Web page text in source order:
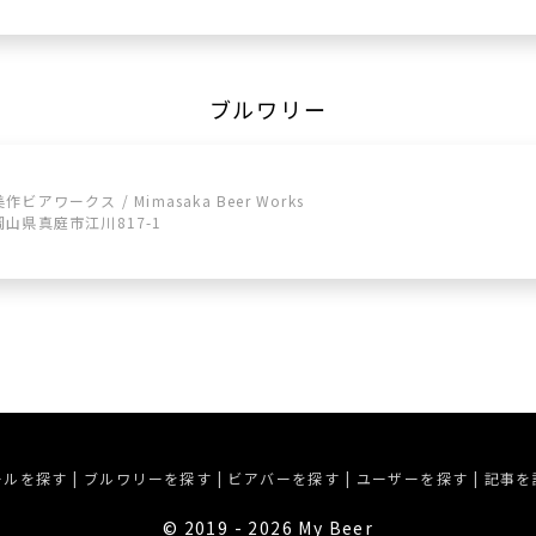
ブルワリー
作ビアワークス / Mimasaka Beer Works
山県真庭市江川817-1
を探す | ブルワリーを探す | ビアバーを探す | ユーザーを探す | 記事を
©︎ 2019 - 2026 My Beer